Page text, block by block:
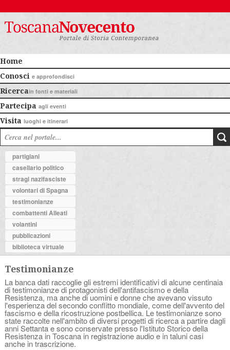
Home
Conosci e approfondisci
Ricercain fonti e materiali
Partecipa agli eventi
Visita luoghi e itinerari
partigiani
casellario politico
stragi nazifasciste
volontari di Spagna
testimonianze
combattenti Alleati
volantini
pubblicazioni
biblioteca virtuale
Testimonianze
La banca dati raccoglie gli estremi identificativi di alcune centinaia
di testimonianze di protagonisti dell'antifascismo e della
Resistenza, ma anche di uomini e donne che avevano vissuto
l'esperienza del secondo conflitto mondiale, come dell'avvento del
fascismo e della ricostruzione postbellica. Le testimonianze sono
state raccolte nell'ambito di diversi progetti di ricerca a partire dagli
anni Settanta e sono conservate presso l'Istituto Storico della
Resistenza in Toscana in registrazione audio e in taluni casi
anche in trascrizione.